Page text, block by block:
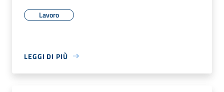
Lavoro
LEGGI DI PIÙ